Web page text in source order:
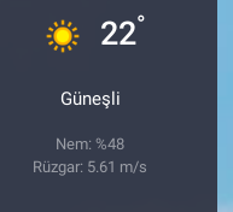
22°
Güneşli
Nem: %48
Rüzgar: 5.61 m/s